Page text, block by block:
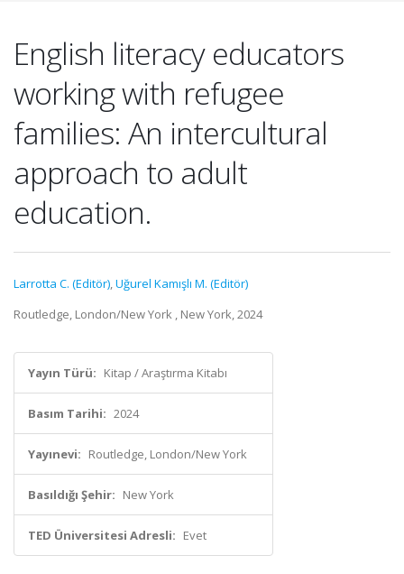
English literacy educators
working with refugee
families: An intercultural
approach to adult
education.
Larrotta C. (Editör),Uğurel Kamışlı M. (Editör)
Routledge, London/New York , New York, 2024
Yayın Türü: Kitap / Araştırma Kitabı
Basım Tarihi: 2024
Yayınevi: Routledge, London/New York
Basıldığı Şehir: New York
TED Üniversitesi Adresli: Evet